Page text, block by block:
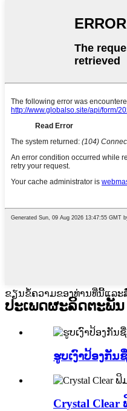
ຂຽນຂໍ້ຄວາມຂອງທ່ານທີ່ນີ້ແລະ
ປະເພດຜະລິດຕະພັນ
ຮູບເງົາປ້ອງກັນ
Crystal Clear